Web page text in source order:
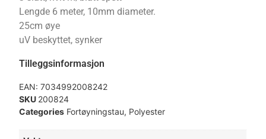
Lengde 6 meter, 10mm diameter.
25cm øye
uV beskyttet, synker
Tilleggsinformasjon
EAN:7034992008242
SKU 200824
Categories Fortøyningstau, Polyester